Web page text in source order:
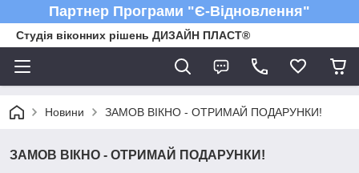
Партнер Програми "Є-Відновлення"
Студія віконних рішень ДИЗАЙН ПЛАСТ®
Новини ЗАМОВ ВІКНО - ОТРИМАЙ ПОДАРУНКИ!
ЗАМОВ ВІКНО - ОТРИМАЙ ПОДАРУНКИ!